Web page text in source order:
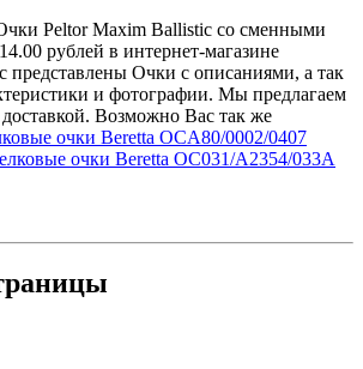
Peltor Maxim Ballistic со сменными
рублей в интернет-магазине
представлены Очки с описаниями, а так
и фотографии. Мы предлагаем
Возможно Вас так же
очки Beretta OCA80/0002/0407
очки Beretta OC031/A2354/033A